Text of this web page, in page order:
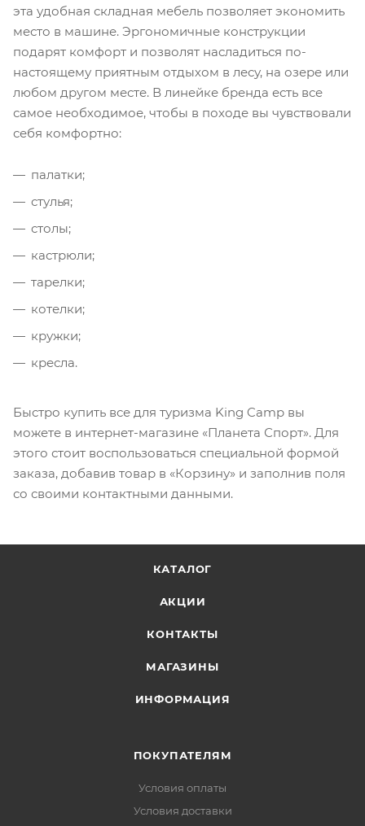
эта удобная складная мебель позволяет экономить
место в машине. Эргономичные конструкции
подарят комфорт и позволят насладиться по-
настоящему приятным отдыхом в лесу, на озере или
любом другом месте. В линейке бренда есть все
самое необходимое, чтобы в походе вы чувствовали
себя комфортно:
палатки;
стулья;
столы;
кастрюли;
тарелки;
котелки;
кружки;
кресла.
Быстро купить все для туризма King Camp вы
можете в интернет-магазине «Планета Спорт». Для
этого стоит воспользоваться специальной формой
заказа, добавив товар в «Корзину» и заполнив поля
со своими контактными данными.
КАТАЛОГ
АКЦИИ
КОНТАКТЫ
МАГАЗИНЫ
ИНФОРМАЦИЯ
ПОКУПАТЕЛЯМ
Условия оплаты
Условия доставки